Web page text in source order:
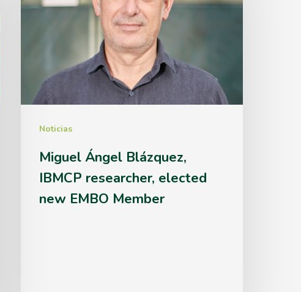
Noticias
Blázquez,
elected
new
Miguel Ángel Blázquez,
IBMCP researcher, elected
new EMBO Member